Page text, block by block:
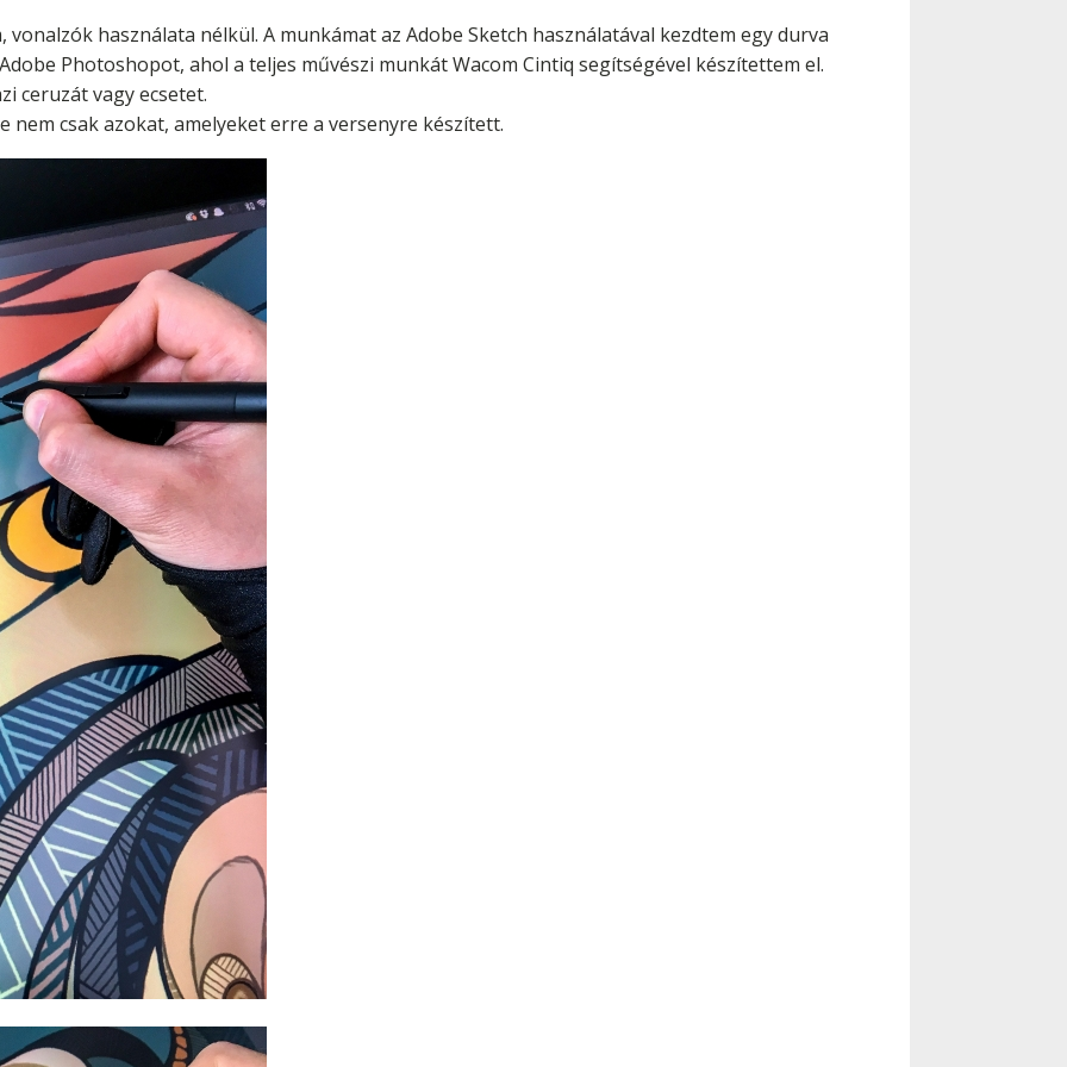
használata nélkül. A munkámat az Adobe Sketch használatával kezdtem egy durva
Photoshopot, ahol a teljes művészi munkát Wacom Cintiq segítségével készítettem el.
ceruzát vagy ecsetet.
nem csak azokat, amelyeket erre a versenyre készített.